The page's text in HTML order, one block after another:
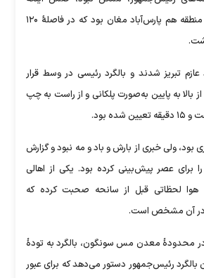
نزدیک‌ترین فرودگاه به منطقه هم پارس‌آباد مغان بود که در فاصلۀ ۱۲۰
بالگرد عازم تبریز شدند و بالگرد رئیسی در وسط قرار
بالا به پایین به‌صورت پلکانی و از راست به چپ
بود.
بود، ولی خبری از بارش و باد و مه نبود و گزارش
برای عصر پیش‌بینی کرده بود. یکی از اهالی
هوا لحظاتی قبل از سانحه صحبت کرده که
در آن مشخص است.
در محدودۀ معدن مس سونگون، بالگرد به تودۀ
بالگرد رئیس‌جمهور دستور می‌دهد که برای عبور